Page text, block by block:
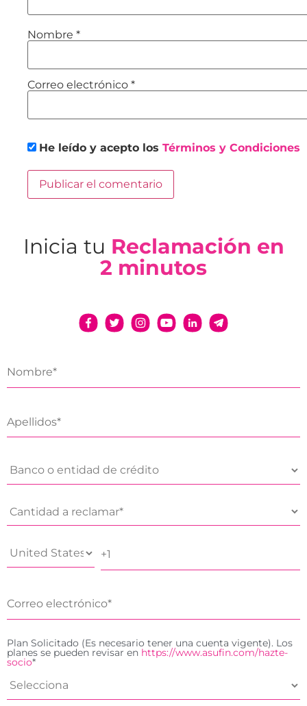
Nombre *
Correo electrónico *
He leído y acepto los Términos y Condiciones
Inicia tu Reclamación en
2 minutos
Plan Solicitado (Es necesario tener una cuenta vigente). Los
planes se pueden revisar en https://www.asufin.com/hazte-
socio*